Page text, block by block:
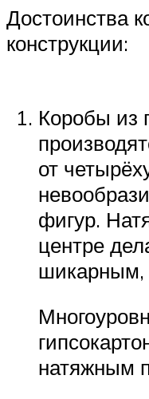
Достоинства
конструкции:
Коробы из
от
фигур.
центре
шикарным,
натяжным